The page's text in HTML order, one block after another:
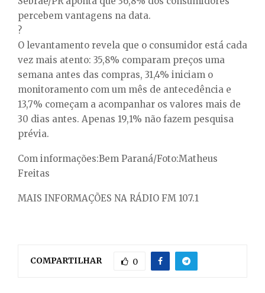
percebem vantagens na data.
?
O levantamento revela que o consumidor está cada
vez mais atento: 35,8% comparam preços uma
semana antes das compras, 31,4% iniciam o
monitoramento com um mês de antecedência e
13,7% começam a acompanhar os valores mais de
30 dias antes. Apenas 19,1% não fazem pesquisa
prévia.
Com informações:Bem Paraná/Foto:Matheus
Freitas
MAIS INFORMAÇÕES NA RÁDIO FM 107.1
COMPARTILHAR 0